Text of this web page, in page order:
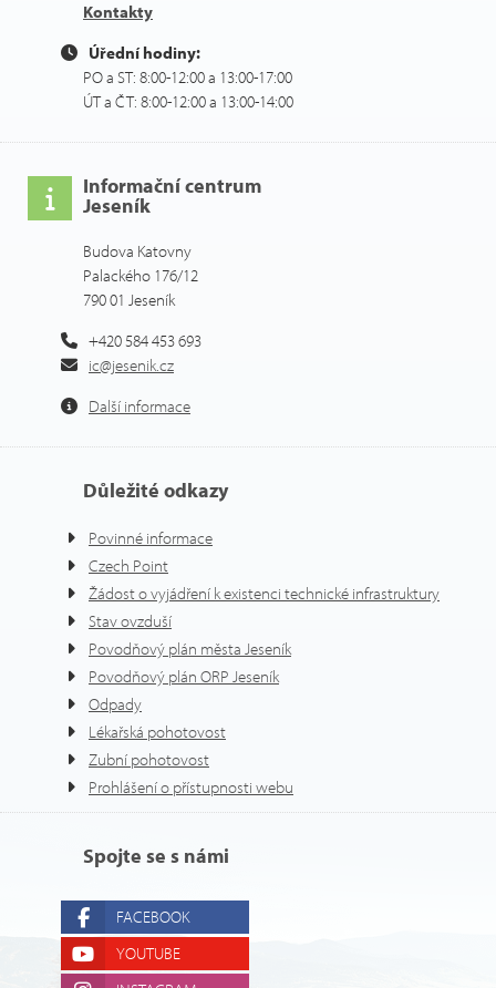
Kontakty
Úřední hodiny:
PO a ST: 8:00-12:00 a 13:00-17:00
ÚT a ČT: 8:00-12:00 a 13:00-14:00
Informační centrum
Jeseník
Budova Katovny
Palackého 176/12
790 01 Jeseník
+420 584 453 693
ic@jesenik.cz
Další informace
Důležité odkazy
Povinné informace
Czech Point
Žádost o vyjádření k existenci technické infrastruktury
Stav ovzduší
Povodňový plán města Jeseník
Povodňový plán ORP Jeseník
Odpady
Lékařská pohotovost
Zubní pohotovost
Prohlášení o přístupnosti webu
Spojte se s námi
FACEBOOK
YOUTUBE